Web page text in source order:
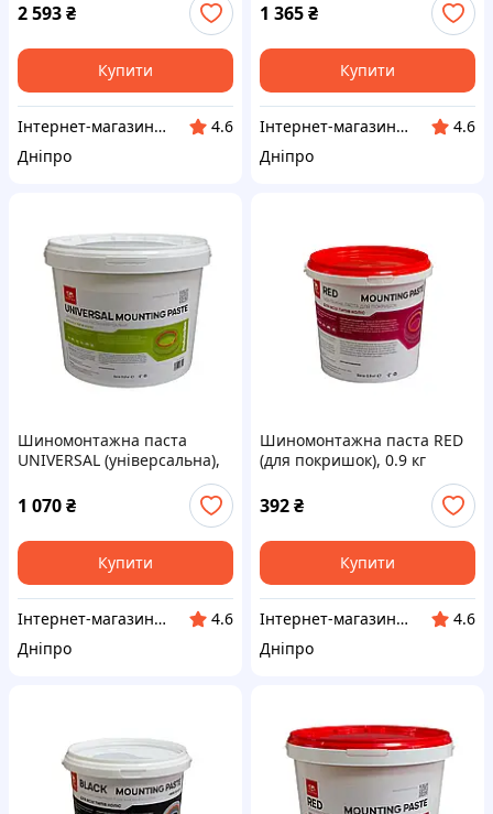
2 593₴
Купити
Інтернет-магазин "Klever"
4.6
Дніпро
1 365₴
Купити
Інтернет-магазин "Klever"
4.6
Дніпро
Шиномонтажна паста
UNIVERSAL (універсальна),
1 070₴
Купити
Інтернет-магазин "Klever"
4.6
Дніпро
Шиномонтажна паста RED
(для покришок), 0.9 кг
392₴
Купити
Інтернет-магазин "Klever"
4.6
Дніпро